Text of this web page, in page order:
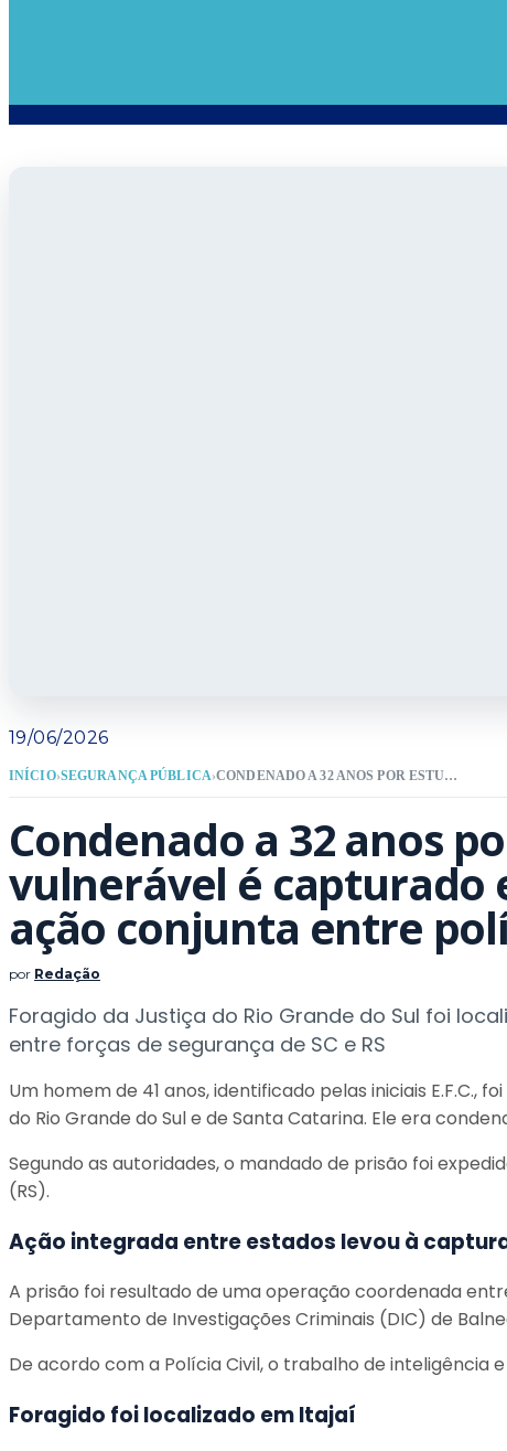
19/06/2026
INÍCIO›SEGURANÇA PÚBLICA› CONDENADO A 32 ANOS POR ESTUPRO DE VULNERÁVEL É CAPTURADO EM ITAJAÍ EM AÇÃO CONJUNTA ENTRE POLÍCIAS CIVIS
Condenado a 32 anos
vulnerável é capturado
ação conjunta entre
por Redação
Foragido da Justiça do Rio Grande do Sul foi
entre forças de segurança de SC e RS
Um homem de 41 anos, identificado pelas iniciais
do Rio Grande do Sul e de Santa Catarina. Ele era
Segundo as autoridades, o mandado de prisão foi
(RS).
Ação integrada entre estados levou à
A prisão foi resultado de uma operação coordenada
Departamento de Investigações Criminais (DIC) de
De acordo com a Polícia Civil, o trabalho de inteligência
Foragido foi localizado em Itajaí